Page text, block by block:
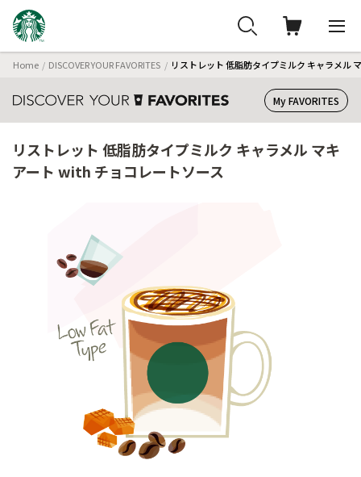
Home DISCOVER YOUR FAVORITES リストレット 低脂肪タイプミルク キャラメル
My FAVORITES
リストレット 低脂肪タイプミルク キャラメル マキ
アート with チョコレートソース